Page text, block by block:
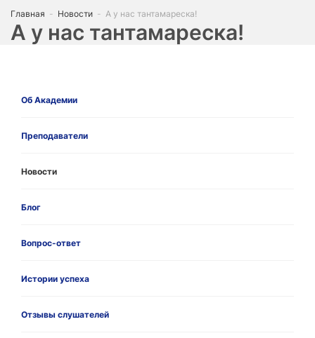
Главная - Новости - А у нас тантамареска!
А у нас тантамареска!
Об Академии
Преподаватели
Новости
Блог
Вопрос-ответ
Истории успеха
Отзывы слушателей